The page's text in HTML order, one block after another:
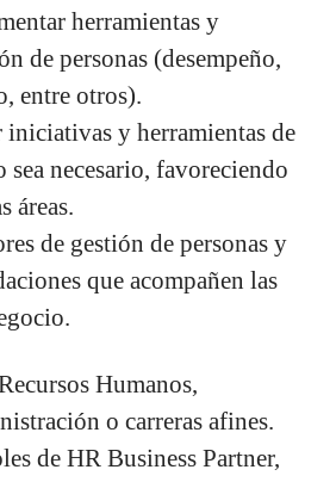
herramientas y
de personas (desempeño,
entre otros).
iniciativas y herramientas de
necesario, favoreciendo
áreas.
de gestión de personas y
que acompañen las
.
Humanos,
o carreras afines.
de HR Business Partner,